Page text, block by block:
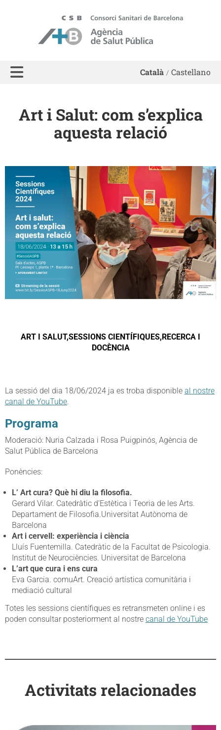
ASPB - Agència de Salut Pública de Barcelona
Català Castellano
Art i Salut: com s’explica
aquesta relació
ART I SALUT,SESSIONS CIENTÍFIQUES,RECERCA I
DOCÈNCIA
La sessió del dia 18/06/2024 ja es troba disponible al nostre
canal de YouTube.
Programa
Moderació: Nuria Calzada i Rosa Puigpinós, Agència de
Salut Pública de Barcelona
Ponències:
L’ Art cura? Què hi diu la filosofia.
Gerard Vilar. Catedràtic d’Estètica i Teoria de les Arts.
Departament de Filosofia.Universitat Autònoma de
Barcelona
Art i cervell: experiència i ciència
Lluís Fuentemilla. Catedràtic de la Facultat de Psicologia.
Institut de Neurociències. Universitat de Barcelona
L’art que cura i ens cura
Eva Garcia. comuArt. Creació artística comunitària i
mediació cultural
Totes les sessions científiques es retransmeten online i es
poden consultar posteriorment al nostre canal de YouTube
Activitats relacionades